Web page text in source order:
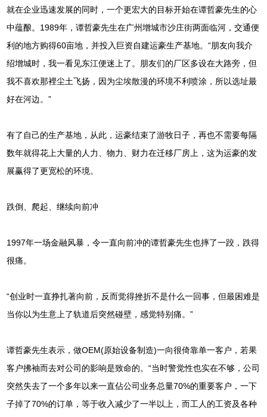
就在企业迅速发展的同时，一个更宏大的目标开始在谭哲豪先生的心
中蕴酿。1989年，谭哲豪先生在广州增城市沙庄街两面临河，交通便
利的地方购得60亩地，并投入巨资自建运豪生产基地。“朋友向我介
绍增城时，我一看见东江便迷上了。朋友们的厂区多设在大路旁，但
我不喜欢那裡尘土飞扬，因为尘埃散漫的环境不利喷涂，所以选址最
好在河边。”
有了自己的生产基地，从此，运豪结束了游牧日子，再也不需要每隔
数年就得花上大量的人力、物力、财力在迁移厂房上，这为运豪的发
展赢得了更宽松的环境。
跌倒、爬起、继续向前冲
1997年一场金融风暴，令一直向前冲的谭哲豪先生也摔了一跤，跌得
很痛。
“创业时一直挣扎著向前，反而觉得挫折不是什么一回事，但最困难是
当你以为生意上了轨道后突然碰壁，感觉特别痛。”
谭哲豪先生表示，做OEM(原始设备制造)一向很倚靠单一客户，若果
客户拂袖而去对公司的影响是致命的。“当时警觉性也实在不够，公司
突然失去了一个多年以来一直佔公司业务总量70%的重要客户，一下
子掉了70%的订单，等于收入减少了一半以上，而工人的工资及各种